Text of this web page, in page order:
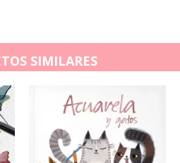
SIMILARES